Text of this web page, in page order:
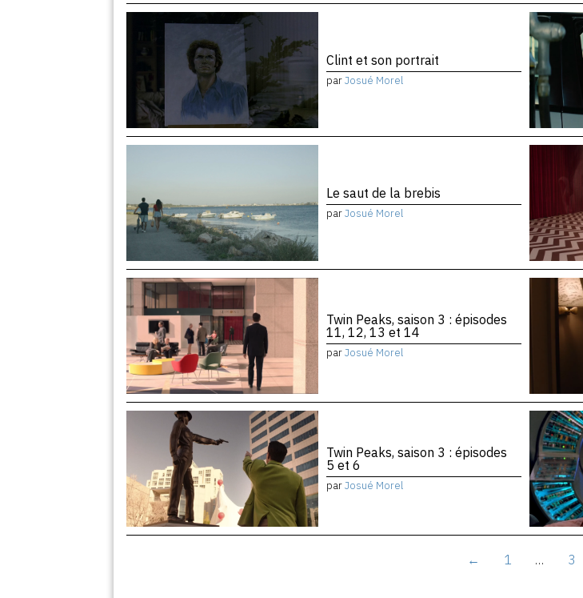
Clint et son portrait
parJosué Morel
Le saut de la brebis
parJosué Morel
Twin Peaks, saison 3 : épisodes
11, 12, 13 et 14
parJosué Morel
Twin Peaks, saison 3 : épisodes
5 et 6
parJosué Morel
← 1 … 3